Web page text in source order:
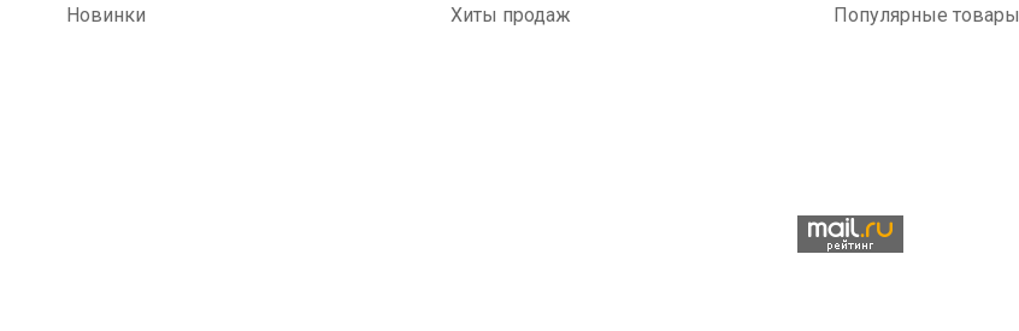
Новинки Хиты продаж Популярные товары